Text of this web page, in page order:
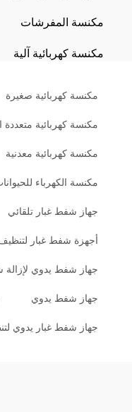
مكنسة المفرشات
مكنسة كهربائية آلية
مكنسة كهربائية صغيرة
مكنسة كهربائية
مكنسة كهربائية معدنية
مكنسة الكهرباء
جهاز شفط غبار تلقائي
أجهزة شفط غبار
جهاز شفط يدوي لإزالة
جهاز شفط يدوي
جهاز شفط غبار يدوي